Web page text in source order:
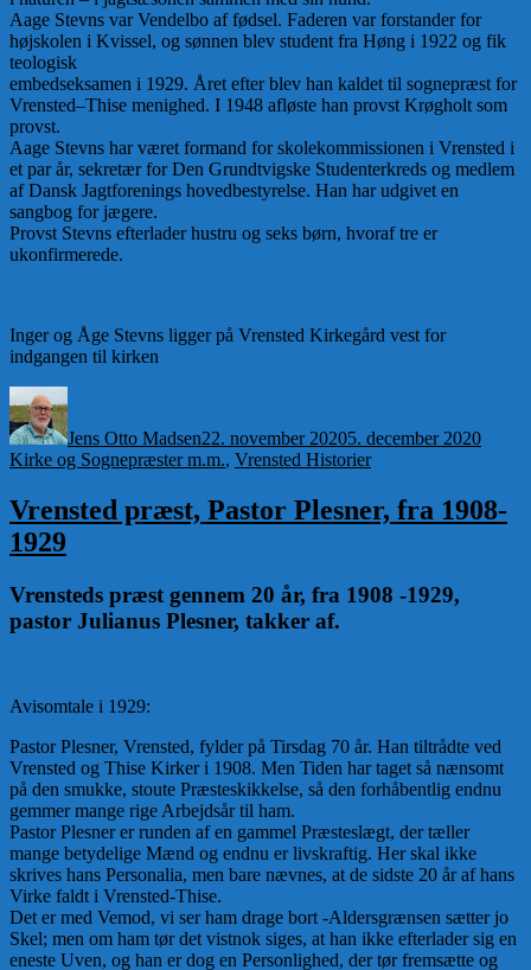
Aage Stevns var Vendelbo af fødsel. Faderen var forstander for
højskolen i Kvissel, og sønnen blev student fra Høng i 1922 og fik
teologisk
embedseksamen i 1929. Året efter blev han kaldet til sognepræst for
Vrensted–Thise menighed. I 1948 afløste han provst Krøgholt som
provst.
Aage Stevns har været formand for skolekommissionen i Vrensted i
et par år, sekretær for Den Grundtvigske Studenterkreds og medlem
af Dansk Jagtforenings hovedbestyrelse. Han har udgivet en
sangbog for jægere.
Provst Stevns efterlader hustru og seks børn, hvoraf tre er
ukonfirmerede.
Inger og Åge Stevns ligger på Vrensted Kirkegård vest for
indgangen til kirken
Jens Otto Madsen22. november 20205. december 2020
Kirke og Sognepræster m.m., Vrensted Historier
Vrensted præst, Pastor Plesner, fra 1908-
1929
Vrensteds præst gennem 20 år, fra 1908 -1929,
pastor Julianus Plesner, takker af.
Avisomtale i 1929:
Pastor Plesner, Vrensted, fylder på Tirsdag 70 år. Han tiltrådte ved
Vrensted og Thise Kirker i 1908. Men Tiden har taget så nænsomt
på den smukke, stoute Præsteskikkelse, så den forhåbentlig endnu
gemmer mange rige Arbejdsår til ham.
Pastor Plesner er runden af en gammel Præsteslægt, der tæller
mange betydelige Mænd og endnu er livskraftig. Her skal ikke
skrives hans Personalia, men bare nævnes, at de sidste 20 år af hans
Virke faldt i Vrensted-Thise.
Det er med Vemod, vi ser ham drage bort -Aldersgrænsen sætter jo
Skel; men om ham tør det vistnok siges, at han ikke efterlader sig en
eneste Uven, og han er dog en Personlighed, der tør fremsætte og